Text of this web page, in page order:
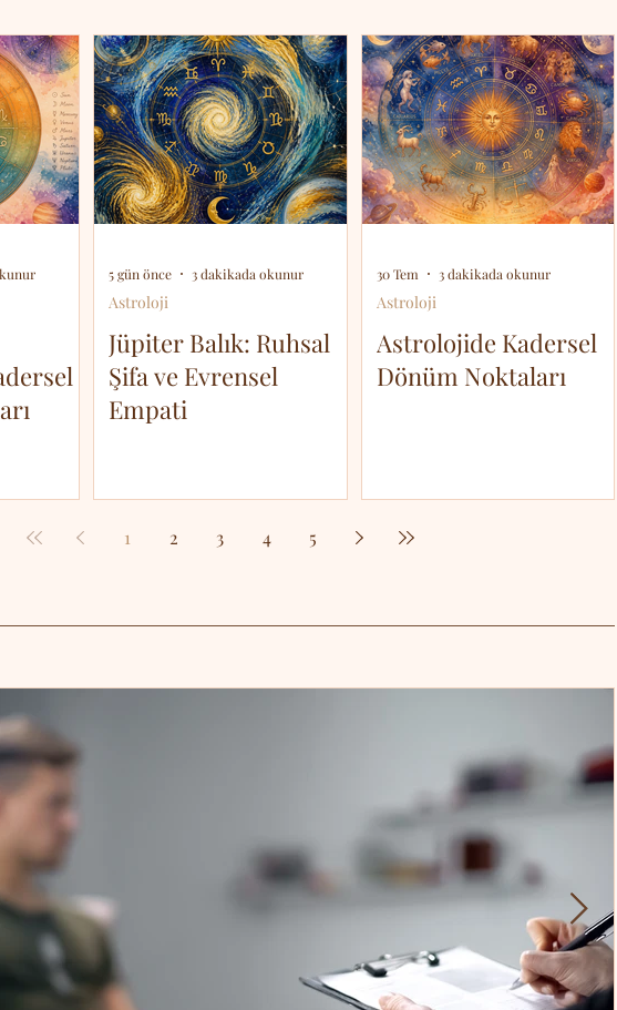
Jüpiter Balık: Ruhsal
Şifa ve Evrensel
Empati
Astroloji
5 gün önce 3 dakikada okunur
Astrolojide Kadersel
Dönüm Noktaları
Astroloji
30 Tem 3 dakikada okunur
1 2 3 4 5